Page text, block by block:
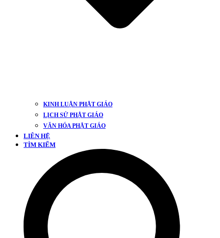
KINH LUẬN PHẬT GIÁO
LỊCH SỬ PHẬT GIÁO
VĂN HÓA PHẬT GIÁO
LIÊN HỆ
TÌM KIẾM